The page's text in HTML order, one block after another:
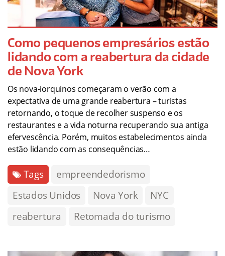
Como pequenos empresários estão
lidando com a reabertura da cidade
de Nova York
Os nova-iorquinos começaram o verão com a
expectativa de uma grande reabertura – turistas
retornando, o toque de recolher suspenso e os
restaurantes e a vida noturna recuperando sua antiga
efervescência. Porém, muitos estabelecimentos ainda
estão lidando com as consequências…
Tags
empreendedorismo
Estados Unidos
Nova York
NYC
reabertura
Retomada do turismo